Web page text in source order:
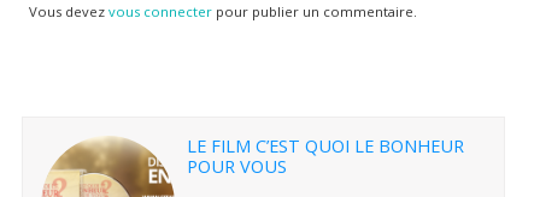
Vous devez vous connecterpour publier un commentaire.
LE FILM C’EST QUOI LE BONHEUR
POUR VOUS